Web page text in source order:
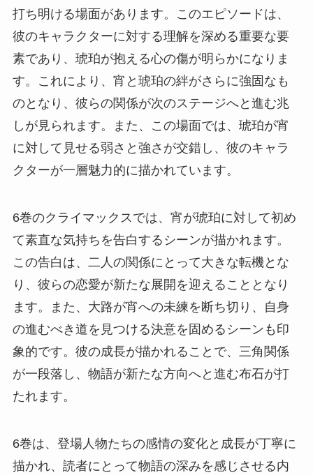
打ち明ける場面があります。このエピソードは、
彼のキャラクターに対する理解を深める重要な要
素であり、琥珀が抱える心の傷が明らかになりま
す。これにより、宵と琥珀の絆がさらに強固なも
のとなり、彼らの関係が次のステージへと進む兆
しが見られます。また、この場面では、琥珀が宵
に対して見せる弱さと強さが交錯し、彼のキャラ
クターが一層魅力的に描かれています。
6巻のクライマックスでは、宵が琥珀に対して初め
て素直な気持ちを告白するシーンが描かれます。
この告白は、二人の関係にとって大きな転機とな
り、彼らの恋愛が新たな展開を迎えることとなり
ます。また、大路が宵への未練を断ち切り、自身
の進むべき道を見つける決意を固めるシーンも印
象的です。彼の成長が描かれることで、三角関係
が一段落し、物語が新たな方向へと進む布石が打
たれます。
6巻は、登場人物たちの感情の変化と成長が丁寧に
描かれ、読者にとって物語の深みを感じさせる内